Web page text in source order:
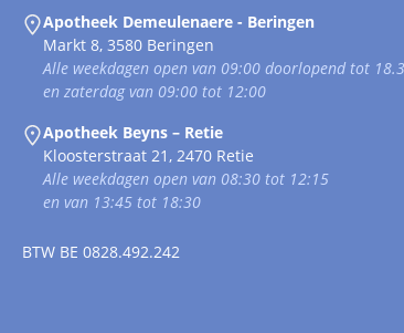
Apotheek Demeulenaere - Beringen
Markt 8, 3580 Beringen
Alle weekdagen open van 09:00 doorlopend tot
en zaterdag van 09:00 tot 12:00
Apotheek Beyns – Retie
Kloosterstraat 21, 2470 Retie
Alle weekdagen open van 08:30 tot 12:15
en van 13:45 tot 18:30
BTW BE 0828.492.242